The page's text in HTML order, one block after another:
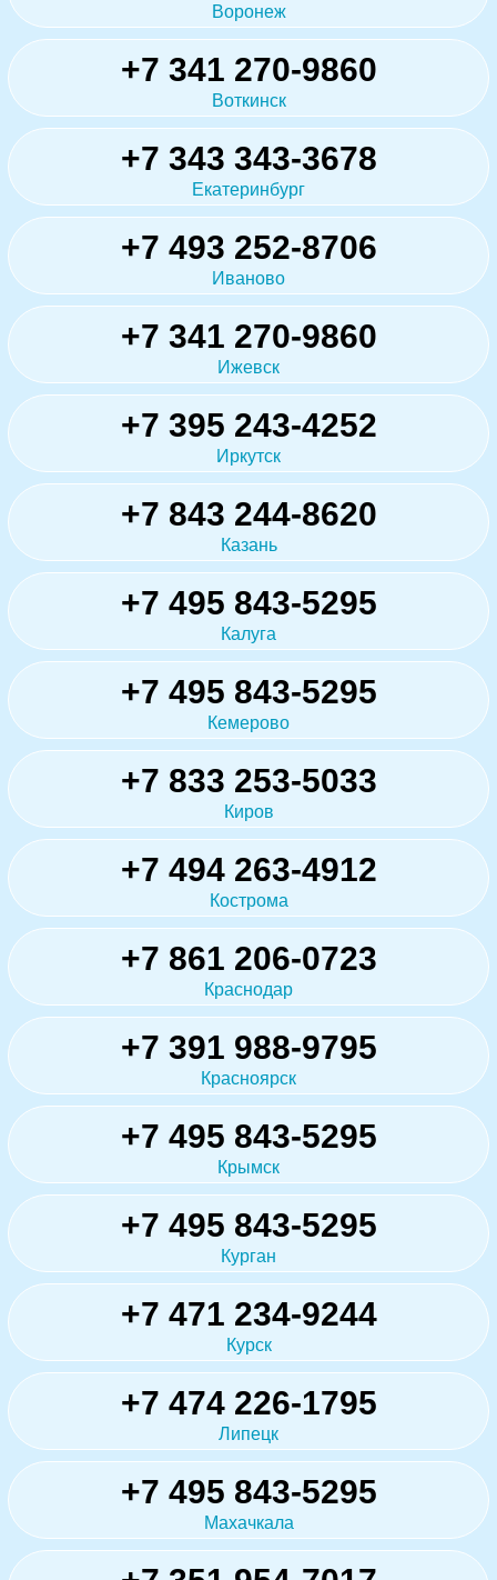
Воронеж
+7 341 270-9860
Воткинск
+7 343 343-3678
Екатеринбург
+7 493 252-8706
Иваново
+7 341 270-9860
Ижевск
+7 395 243-4252
Иркутск
+7 843 244-8620
Казань
+7 495 843-5295
Калуга
+7 495 843-5295
Кемерово
+7 833 253-5033
Киров
+7 494 263-4912
Кострома
+7 861 206-0723
Краснодар
+7 391 988-9795
Красноярск
+7 495 843-5295
Крымск
+7 495 843-5295
Курган
+7 471 234-9244
Курск
+7 474 226-1795
Липецк
+7 495 843-5295
Махачкала